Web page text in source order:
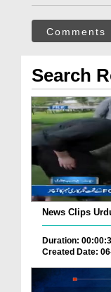
Comments
Search
News Clips
Duration:
Created Date: